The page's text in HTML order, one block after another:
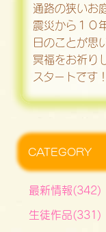
通路の狭いお
震災から１０
日のことが思
冥福をお祈り
スタートです！
CATEGORY
最新情報(342)
生徒作品(331)